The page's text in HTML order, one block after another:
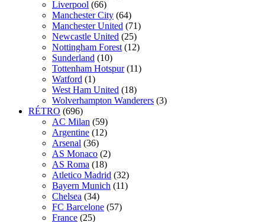
Liverpool (66)
Manchester City (64)
Manchester United (71)
Newcastle United (25)
Nottingham Forest (12)
Sunderland (10)
Tottenham Hotspur (11)
Watford (1)
West Ham United (18)
Wolverhampton Wanderers (3)
RÉTRO (696)
AC Milan (59)
Argentine (12)
Arsenal (36)
AS Monaco (2)
AS Roma (18)
Atletico Madrid (32)
Bayern Munich (11)
Chelsea (34)
FC Barcelone (57)
France (25)